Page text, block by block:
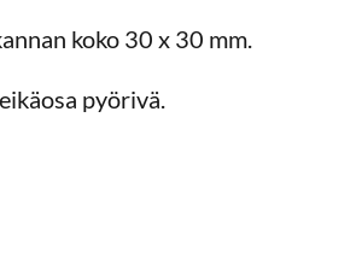
koko 30 x 30 mm.
pyörivä.